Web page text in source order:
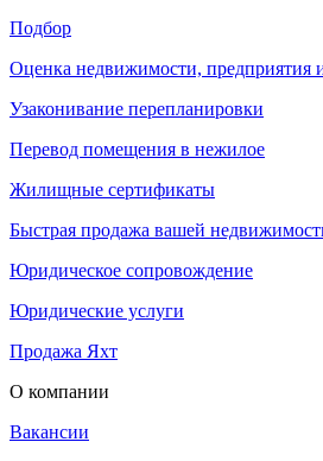
Подбор
Оценка недвижимости, предприятия
Узаконивание перепланировки
Перевод помещения в нежилое
Жилищные сертификаты
Быстрая продажа вашей
Юридическое сопровождение
Юридические услуги
Продажа Яхт
О компании
Вакансии